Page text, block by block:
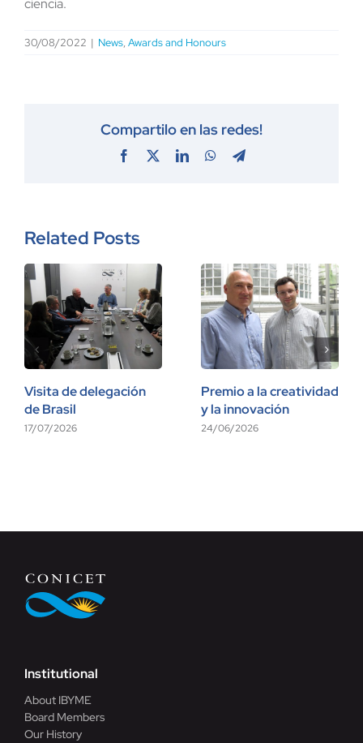
30/08/2022 | News,Awards and Honours
Compartilo en las redes!
Facebook LinkedInWhatsAppTelegram
Related Posts
Visita de delegación
de Brasil
17/07/2026
Premio a la creatividad
y la innovación
24/06/2026
Institutional
About IBYME
Board Members
Our History